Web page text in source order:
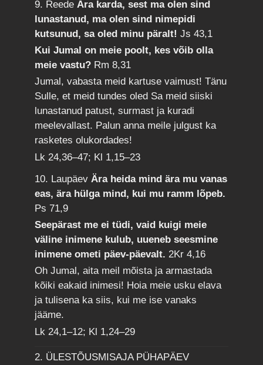
9. Reede Ära karda, sest ma olen sind
lunastanud, ma olen sind nimepidi
kutsunud, sa oled minu päralt!Js 43,1
Kui Jumal on meie poolt, kes võib olla
meie vastu? Rm 8,31
Jumal, vabasta meid kartuse vaimust! Tänu
Sulle, et meid tundes oled Sa meid siiski
lunastanud patust, surmast ja kuradi
meelevallast. Palun anna meile julgust ka
rasketes olukordades!
Lk 24,36–47; Kl 1,15–23
10. Laupäev Ära heida mind ära mu vanas
eas, ära hülga mind, kui mu ramm lõpeb.
Ps 71,9
Seepärast me ei tüdi, vaid kuigi meie
väline inimene kulub, uueneb seesmine
inimene ometi päev-päevalt.2Kr 4,16
Oh Jumal, aita meil mõista ja armastada
kõiki eakaid inimesi! Hoia meie usku elava
ja tulisena ka siis, kui me ise vanaks
jääme.
Lk 24,1–12; Kl 1,24–29
2. ÜLESTÕUSMISAJA PÜHAPÄEV